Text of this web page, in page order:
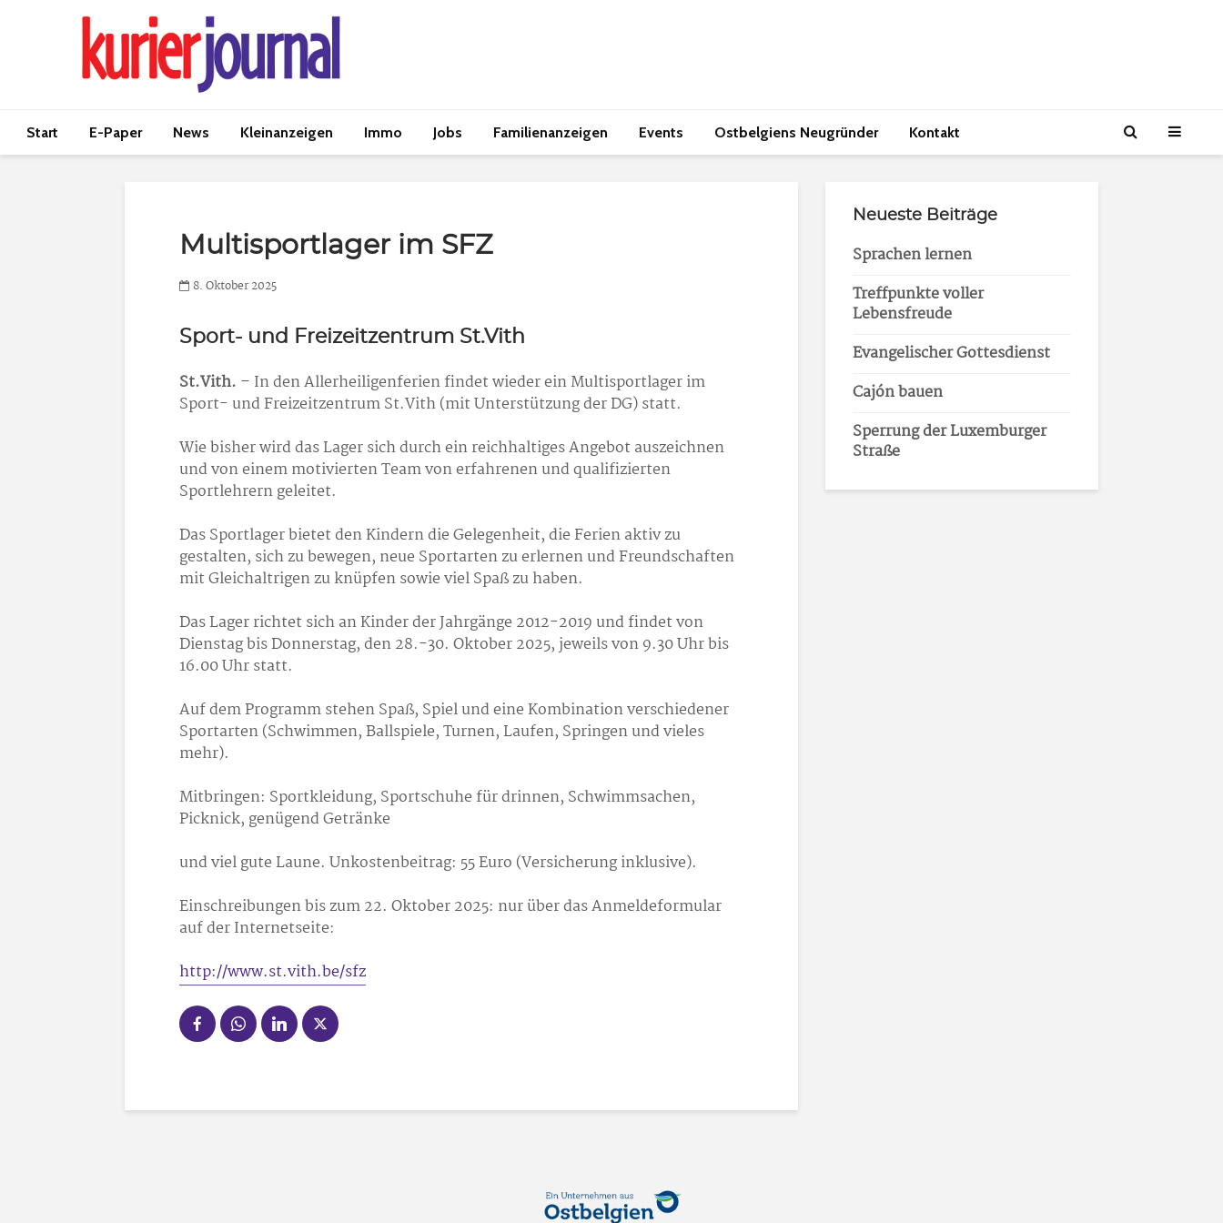
Start E-Paper News Kleinanzeigen Immo Jobs Familienanzeigen Events Ostbelgiens Neugründer Kontakt
Multisportlager im SFZ
8. Oktober 2025
Sport- und Freizeitzentrum St.Vith
St.Vith. – In den Allerheiligenferien findet wieder ein Multisportlager im
Sport- und Freizeitzentrum St.Vith (mit Unterstützung der DG) statt.
Wie bisher wird das Lager sich durch ein reichhaltiges Angebot auszeichnen
und von einem motivierten Team von erfahrenen und qualifizierten
Sportlehrern geleitet.
Das Sportlager bietet den Kindern die Gelegenheit, die Ferien aktiv zu
gestalten, sich zu bewegen, neue Sportarten zu erlernen und Freundschaften
mit Gleichaltrigen zu knüpfen sowie viel Spaß zu haben.
Das Lager richtet sich an Kinder der Jahrgänge 2012-2019 und findet von
Dienstag bis Donnerstag, den 28.-30. Oktober 2025, jeweils von 9.30 Uhr bis
16.00 Uhr statt.
Auf dem Programm stehen Spaß, Spiel und eine Kombination verschiedener
Sportarten (Schwimmen, Ballspiele, Turnen, Laufen, Springen und vieles
mehr).
Mitbringen: Sportkleidung, Sportschuhe für drinnen, Schwimmsachen,
Picknick, genügend Getränke
und viel gute Laune. Unkostenbeitrag: 55 Euro (Versicherung inklusive).
Einschreibungen bis zum 22. Oktober 2025: nur über das Anmeldeformular
auf der Internetseite:
http://www.st.vith.be/sfz
Neueste Beiträge
Sprachen lernen
Treffpunkte voller
Lebensfreude
Evangelischer Gottesdienst
Cajón bauen
Sperrung der Luxemburger
Straße